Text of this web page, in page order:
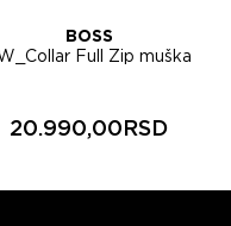
BOSS
Full Zip muška
20.990,00RSD